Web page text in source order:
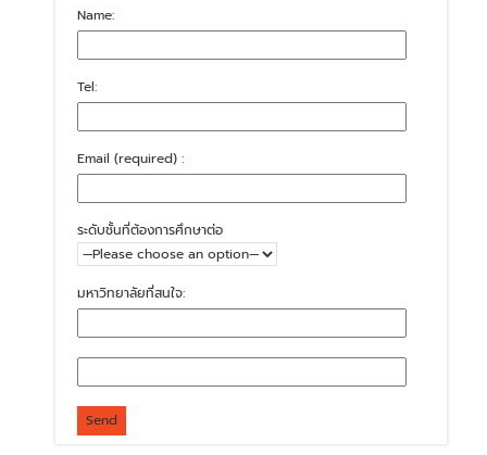
Name:
Tel:
Email (required) :
ระดับชั้นที่ต้องการศึกษาต่อ
มหาวิทยาลัยที่สนใจ: